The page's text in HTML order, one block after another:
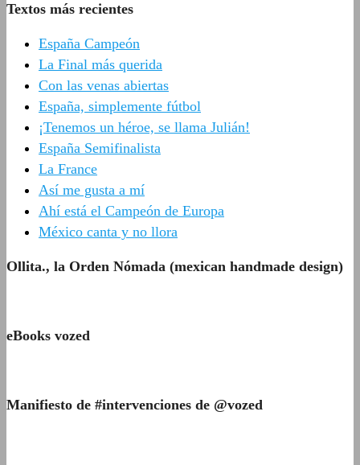
Textos más recientes
España Campeón
La Final más querida
Con las venas abiertas
España, simplemente fútbol
¡Tenemos un héroe, se llama Julián!
España Semifinalista
La France
Así me gusta a mí
Ahí está el Campeón de Europa
México canta y no llora
Ollita., la Orden Nómada (mexican handmade design)
eBooks vozed
Manifiesto de #intervenciones de @vozed